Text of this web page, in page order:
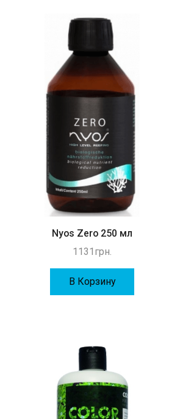
Nyos Zero 250 мл
1131 грн.
В Корзину